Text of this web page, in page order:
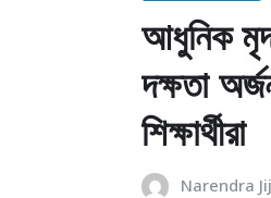
আধুনিক
দক্ষতা
শিক্ষার্থীরা
Narendra